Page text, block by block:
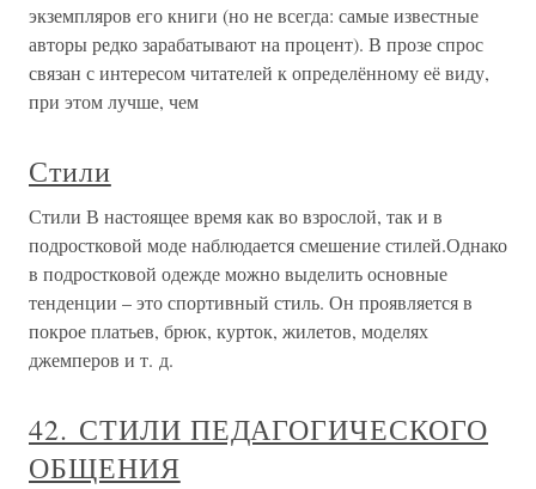
экземпляров его книги (но не всегда: самые известные
авторы редко зарабатывают на процент). В прозе спрос
связан с интересом читателей к определённому её виду,
при этом лучше, чем
Стили
Стили В настоящее время как во взрослой, так и в
подростковой моде наблюдается смешение стилей.Однако
в подростковой одежде можно выделить основные
тенденции – это спортивный стиль. Он проявляется в
покрое платьев, брюк, курток, жилетов, моделях
джемперов и т. д.
42. СТИЛИ ПЕДАГОГИЧЕСКОГО
ОБЩЕНИЯ